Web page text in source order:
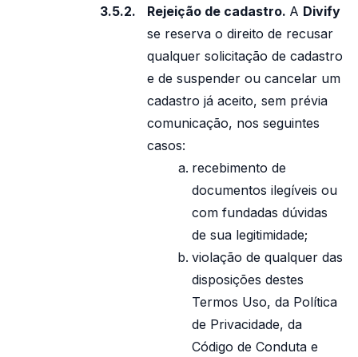
Rejeição de cadastro. A Divify
se reserva o direito de recusar
qualquer solicitação de cadastro
e de suspender ou cancelar um
cadastro já aceito, sem prévia
comunicação, nos seguintes
casos:
recebimento de
documentos ilegíveis ou
com fundadas dúvidas
de sua legitimidade;
violação de qualquer das
disposições destes
Termos Uso, da Política
de Privacidade, da
Código de Conduta e